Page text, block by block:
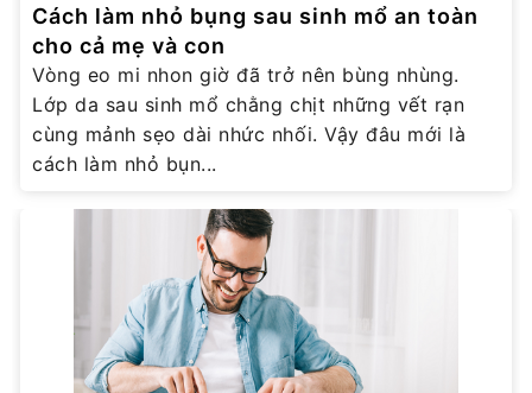
Cách làm nhỏ bụng sau sinh mổ an toàn
cho cả mẹ và con
Vòng eo mi nhon giờ đã trở nên bùng nhùng.
Lớp da sau sinh mổ chằng chịt những vết rạn
cùng mảnh sẹo dài nhức nhối. Vậy đâu mới là
cách làm nhỏ bụn...